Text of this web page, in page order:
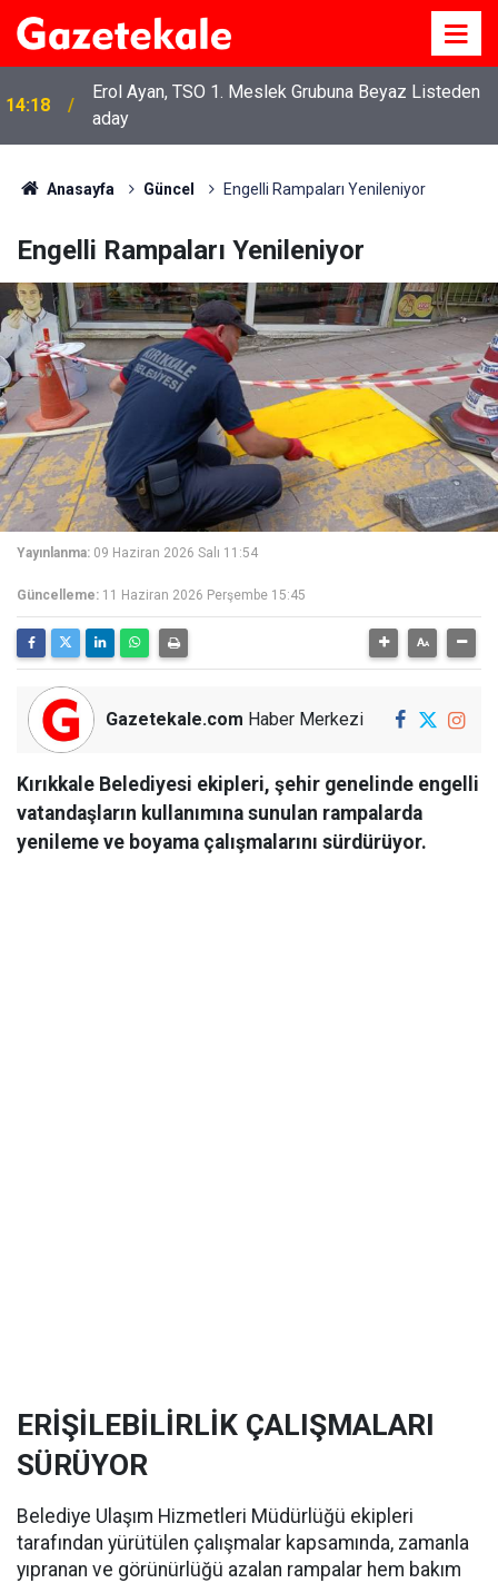
14:18
Erol Ayan, TSO 1. Meslek Grubuna Beyaz Listeden
aday
Anasayfa Güncel Engelli Rampaları Yenileniyor
Engelli Rampaları Yenileniyor
Yayınlanma: 09 Haziran 2026 Salı 11:54
Güncelleme: 11 Haziran 2026 Perşembe 15:45
Gazetekale.com Haber Merkezi
Kırıkkale Belediyesi ekipleri, şehir genelinde engelli
vatandaşların kullanımına sunulan rampalarda
yenileme ve boyama çalışmalarını sürdürüyor.
ERİŞİLEBİLİRLİK ÇALIŞMALARI
SÜRÜYOR
Belediye Ulaşım Hizmetleri Müdürlüğü ekipleri
tarafından yürütülen çalışmalar kapsamında, zamanla
yıpranan ve görünürlüğü azalan rampalar hem bakım